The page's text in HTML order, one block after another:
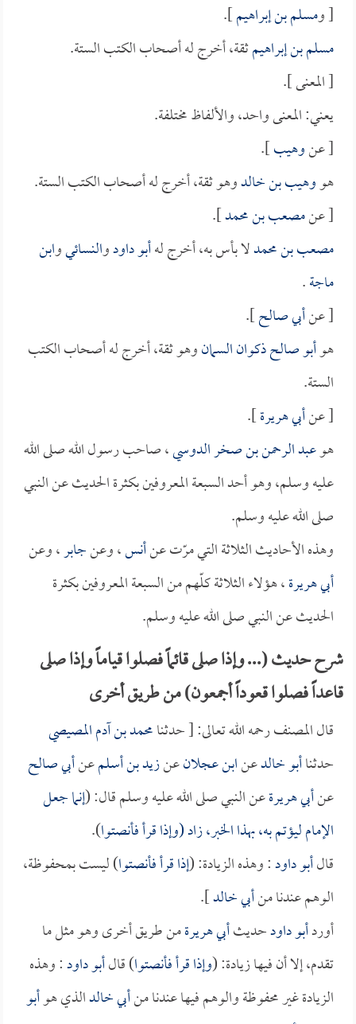
[ ومسلم بن إبراهيم].
مسلم بن إبراهيمثقة، أخرج له أصحاب الكتب الستة.
[ المعنى ].
يعني: المعنى واحد، والألفاظ مختلفة.
[ عنوهيب].
هووهيب بن خالدوهو ثقة، أخرج له أصحاب الكتب الستة.
[ عنمصعب بن محمد].
مصعب بن محمدلا بأس به، أخرج لهأبو داودوالنسائيوابن
ماجة.
[ عنأبي صالح].
هوأبو صالح ذكوان السمانوهو ثقة، أخرج له أصحاب الكتب
الستة.
[ عنأبي هريرة].
هوعبد الرحمن بن صخر الدوسي، صاحب رسول الله صلى الله
عليه وسلم، وهو أحد السبعة المعروفين بكثرة الحديث عن النبي
صلى الله عليه وسلم.
وهذه الأحاديث الثلاثة التي مرّت عنأنس، وعنجابر، وعن
أبي هريرة، هؤلاء الثلاثة كلّهم من السبعة المعروفين بكثرة
الحديث عن النبي صلى الله عليه وسلم.
شرح حديث (... وإذا صلى قائماً فصلوا قياماً وإذا صلى
قاعداً فصلوا قعوداً أجمعون) من طريق أخرى
قال المصنف رحمه الله تعالى: [ حدثنامحمد بن آدم المصيصي
حدثناأبو خالدعنابن عجلانعنزيد بن أسلمعنأبي صالح
عنأبي هريرةعن النبي صلى الله عليه وسلم قال: (إنما جعل
الإمام ليؤتم به، بهذا الخبر، زاد (وإذا قرأ فأنصتوا).
قالأبو داود: وهذه الزيادة: (إذا قرأ فأنصتوا) ليست بمحفوظة،
الوهم عندنا منأبي خالد].
أوردأبو داودحديثأبي هريرةمن طريق أخرى وهو مثل ما
تقدم، إلا أن فيها زيادة: (وإذا قرأ فأنصتوا) قالأبو داود: وهذه
الزيادة غير محفوظة والوهم فيها عندنا منأبي خالدالذي هوأبو